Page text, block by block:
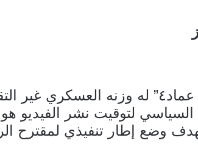
لا شك أن عرض منشأة ” عماد٤” له وزنه
السياسي لتوقيت نشر الفيديو هو
وضع إطار تنفيذي لمقترح